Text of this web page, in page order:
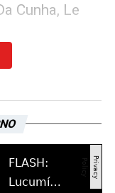
Cunha, Le
Rodriguez,
Lazio, il
biancocelesti,